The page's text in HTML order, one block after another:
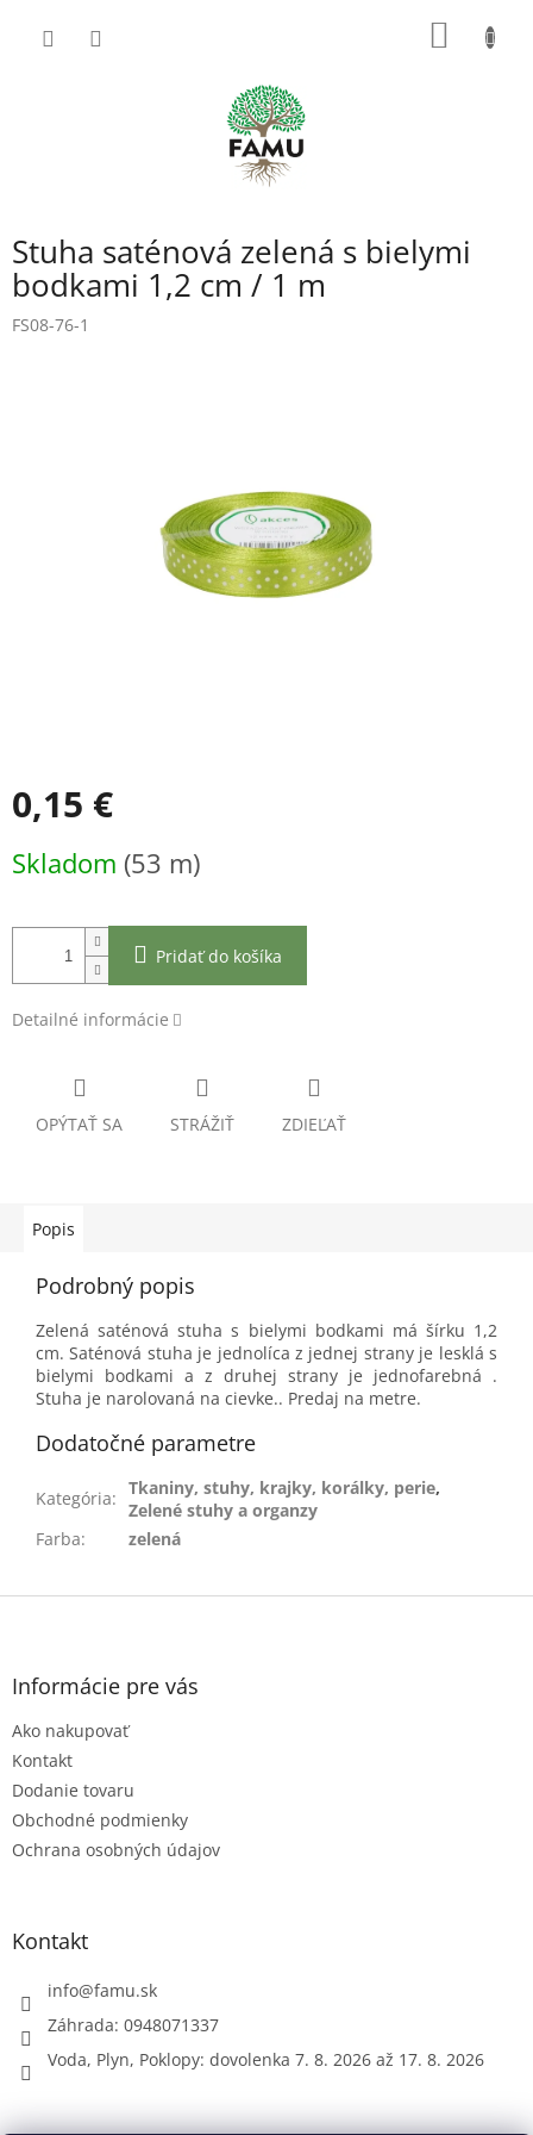
Stuha saténová zelená s bielymi
bodkami 1,2 cm / 1 m
FS08-76-1
0,15 €
cena:
Skladom (53 m)
Pridať do košíka
Detailné informácie
OPÝTAŤ SA STRÁŽIŤ ZDIEĽAŤ
Popis
Podrobný popis
Zelená saténová stuha s bielymi bodkami má šírku 1,2
cm. Saténová stuha je jednolíca z jednej strany je lesklá s
bielymi bodkami a z druhej strany je jednofarebná .
Stuha je narolovaná na cievke.. Predaj na metre.
Dodatočné parametre
Kategória: Tkaniny, stuhy, krajky, korálky, perie,
Zelené stuhy a organzy
Farba: zelená
Z
Informácie pre vás
Ako nakupovať
Kontakt
Dodanie tovaru
Obchodné podmienky
Ochrana osobných údajov
Kontakt
info@famu.sk
Záhrada: 0948071337
Voda, Plyn, Poklopy: dovolenka 7. 8. 2026 až 17. 8. 2026